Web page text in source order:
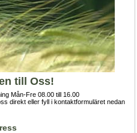
till Oss!
Mån-Fre 08.00 till 16.00
direkt eller fyll i kontaktformuläret nedan